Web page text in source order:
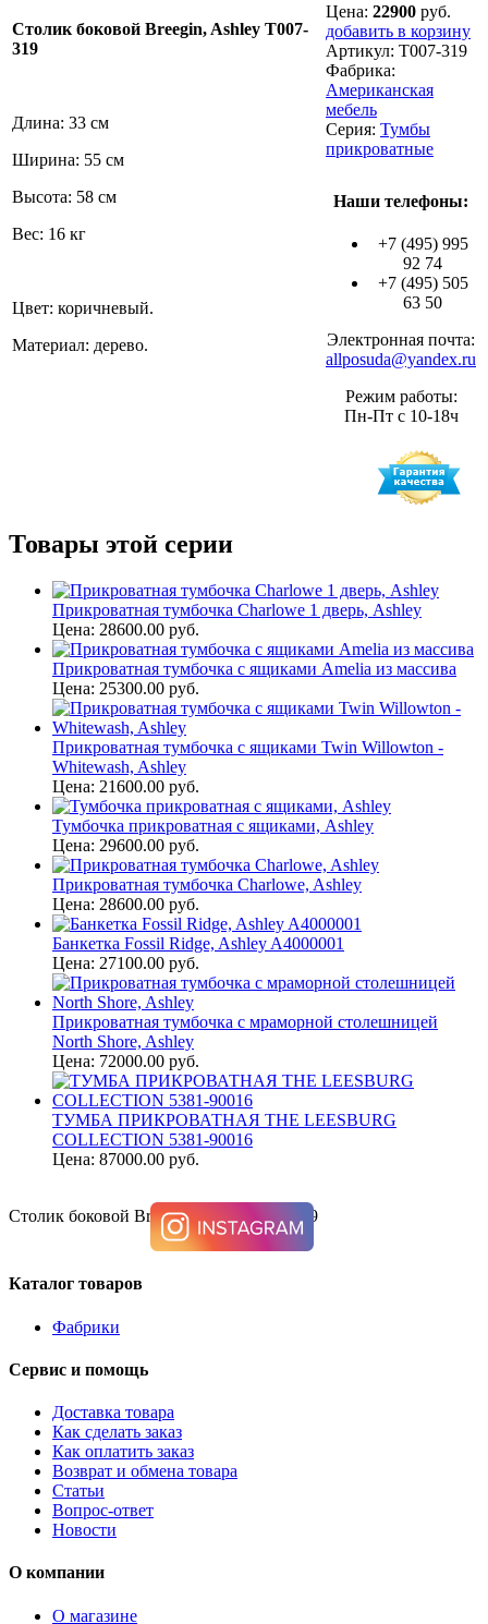
Столик боковой Breegin, Ashley T007-
319
Длина: 33 см
Ширина: 55 см
Высота: 58 см
Вес: 16 кг
Цвет: коричневый.
Материал: дерево.
Цена: 22900 руб.
добавить в корзину
Артикул: T007-319
Фабрика:
Американская
мебель
Серия: Тумбы
прикроватные
Наши телефоны:
+7 (495) 995
92 74
+7 (495) 505
63 50
Электронная почта:
allposuda@yandex.ru
Режим работы:
Пн-Пт с 10-18ч
Товары этой серии
Прикроватная тумбочка Charlowe 1 дверь, Ashley
Цена: 28600.00 руб.
Прикроватная тумбочка с ящиками Amelia из массива
Цена: 25300.00 руб.
Прикроватная тумбочка с ящиками Twin Willowton -
Whitewash, Ashley
Цена: 21600.00 руб.
Тумбочка прикроватная с ящиками, Ashley
Цена: 29600.00 руб.
Прикроватная тумбочка Charlowe, Ashley
Цена: 28600.00 руб.
Банкетка Fossil Ridge, Ashley A4000001
Цена: 27100.00 руб.
Прикроватная тумбочка с мраморной столешницей
North Shore, Ashley
Цена: 72000.00 руб.
ТУМБА ПРИКРОВАТНАЯ THE LEESBURG
COLLECTION 5381-90016
Цена: 87000.00 руб.
Столик боковой Breegin, Ashley T007-319
Каталог товаров
Фабрики
Сервис и помощь
Доставка товара
Как сделать заказ
Как оплатить заказ
Возврат и обмена товара
Статьи
Вопрос-ответ
Новости
О компании
О магазине